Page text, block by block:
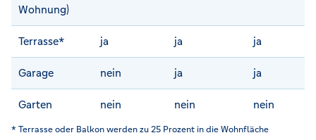
Wohnung)
Terrasse* ja ja ja
Garage nein ja ja
Garten nein nein nein
* Terrasse oder Balkon werden zu 25 Prozent in die Wohnfläche